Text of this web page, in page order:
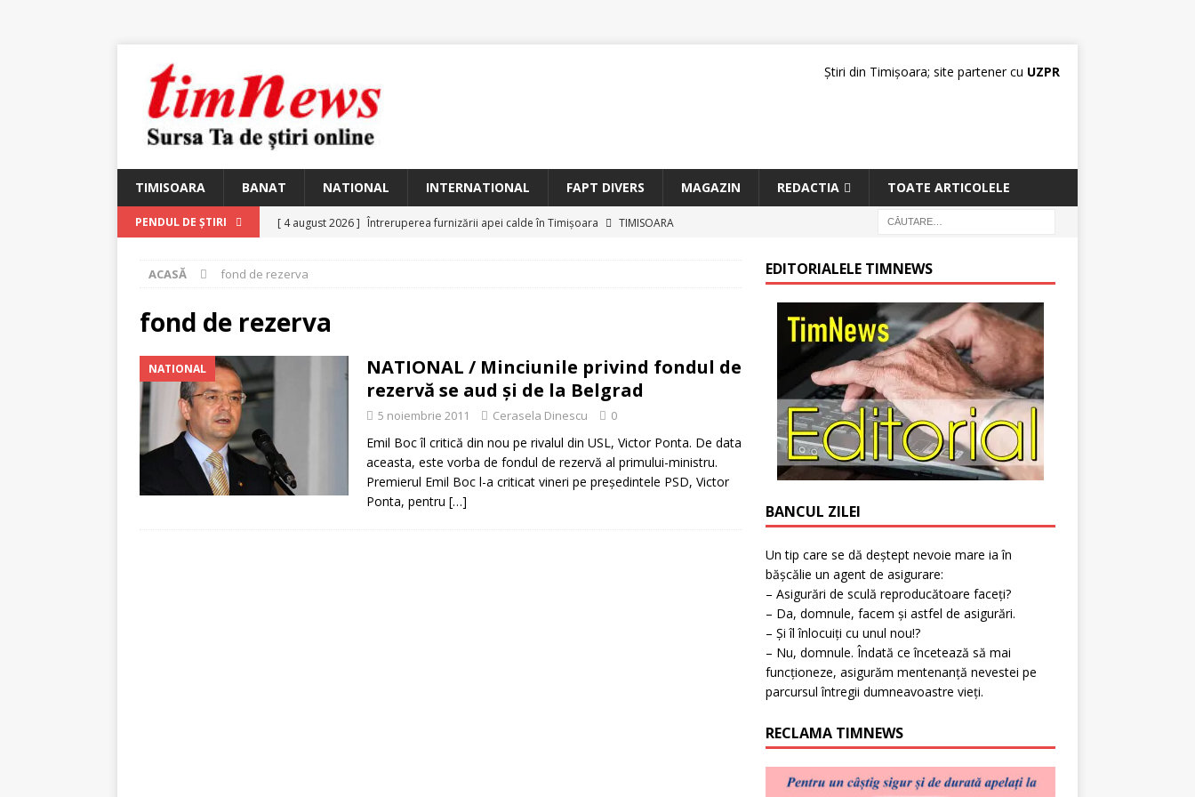
Știri din Timișoara; site partener cu UZPR
TIMISOARA BANAT NATIONAL INTERNATIONAL FAPT DIVERS MAGAZIN REDACTIA TOATE ARTICOLELE
PENDUL DE ȘTIRI [ 4 august 2026 ] Întreruperea furnizării apei calde în Timișoara
TIMISOARA
25 martie 1926 – fugit irreparabile tempus
Ungureanu, Constantin Flondor
MAGAZIN
Invitaţie la expoziţie în Reşiţa!
ACASĂ fond de rezerva
fond de rezerva
NATIONAL
NATIONAL / Minciunile privind fondul de
rezervă se aud şi de la Belgrad
5 noiembrie 2011 Cerasela Dinescu 0
Emil Boc îl critică din nou pe rivalul din USL, Victor Ponta. De data
aceasta, este vorba de fondul de rezervă al primului-ministru.
Premierul Emil Boc l-a criticat vineri pe preşedintele PSD, Victor
Ponta, pentru […]
EDITORIALELE TIMNEWS
BANCUL ZILEI
Un tip care se dă deștept nevoie mare ia în
bășcălie un agent de asigurare:
– Asigurări de sculă reproducătoare faceți?
– Da, domnule, facem și astfel de asigurări.
– Și îl înlocuiți cu unul nou!?
– Nu, domnule. Îndată ce încetează să mai
funcționeze, asigurăm mentenanță nevestei pe
parcursul întregii dumneavoastre vieți.
RECLAMA TIMNEWS